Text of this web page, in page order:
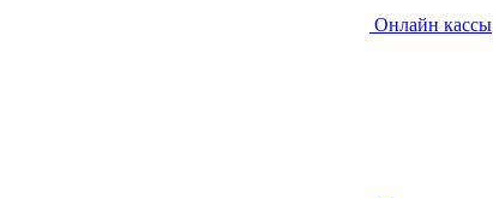
Онлайн кассы